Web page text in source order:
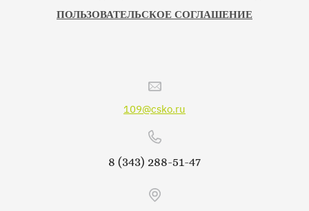
ПОЛЬЗОВАТЕЛЬСКОЕ СОГЛАШЕНИЕ
109@csko.ru
8 (343) 288-51-47